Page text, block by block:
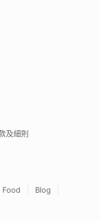
及細則
Food
Blog